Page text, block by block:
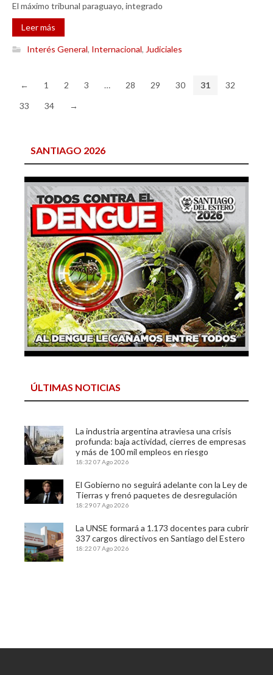
El máximo tribunal paraguayo, integrado
Leer más
Interés General, Internacional, Judiciales
← 1 2 3 … 28 29 30 31
32
33
34 →
SANTIAGO 2026
ÚLTIMAS NOTICIAS
La industria argentina atraviesa una crisis
profunda: baja actividad, cierres de empresas
y más de 100 mil empleos en riesgo
18:32 07 Ago 2026
El Gobierno no seguirá adelante con la Ley de
Tierras y frenó paquetes de desregulación
18:2907 Ago 2026
La UNSE formará a 1.173 docentes para cubrir
337 cargos directivos en Santiago del Estero
18:22 07 Ago 2026